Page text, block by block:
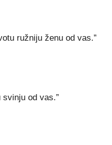
ružniju ženu od vas.”
od vas.”